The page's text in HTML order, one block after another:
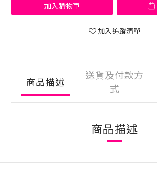
加入購物車
加入追蹤清單
商品描述
送貨及付款方
式
商品描述